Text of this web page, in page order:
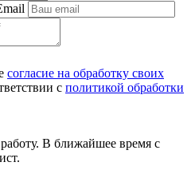
согласие на обработку своих
с политикой обработки
В ближайшее время с